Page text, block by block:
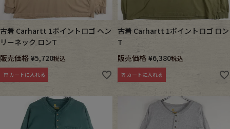
古着 Carhartt 1ポイントロゴ ヘン
リーネック ロンT
販売価格 ¥5,720税込
カートに入れる
古着 Carhartt 1ポイントロゴ ロン
T
販売価格 ¥6,380税込
カートに入れる